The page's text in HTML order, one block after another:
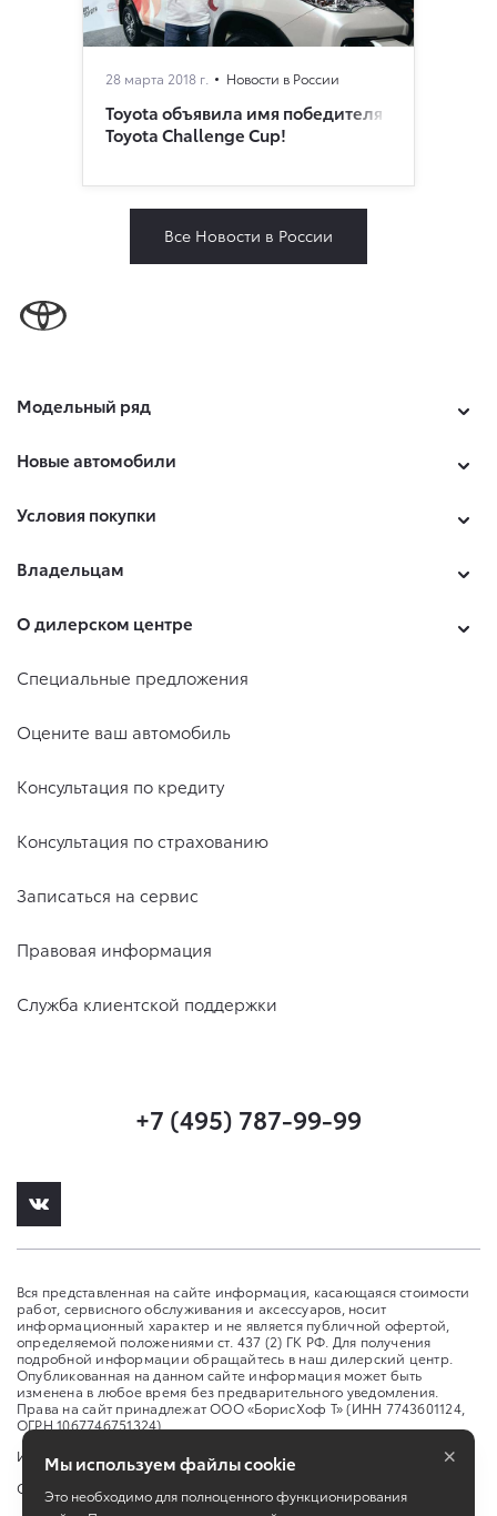
28 марта 2018 г. Новости в России
Toyota объявила имя победителя
Toyota Challenge Сup!
Все Новости в России
Модельный ряд
Новые автомобили
Условия покупки
Владельцам
О дилерском центре
Специальные предложения
Оцените ваш автомобиль
Консультация по кредиту
Консультация по страхованию
Записаться на сервис
Правовая информация
Служба клиентской поддержки
+7 (495) 787-99-99
Вся представленная на сайте информация, касающаяся стоимости
работ, сервисного обслуживания и аксессуаров, носит
информационный характер и не является публичной офертой,
определяемой положениями ст. 437 (2) ГК РФ. Для получения
подробной информации обращайтесь в наш дилерский центр.
Опубликованная на данном сайте информация может быть
изменена в любое время без предварительного уведомления.
Права на сайт принадлежат ООО «БорисХоф Т» (ИНН 7743601124,
ОГРН 1067746751324)
Изменить настройку cookies
Сбросить cookie
Мы используем файлы cookie
Это необходимо для полноценного функционирования
×